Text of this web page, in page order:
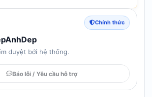
Chính thức
duyệt bởi hệ thống.
Báo lỗi / Yêu cầu hỗ trợ